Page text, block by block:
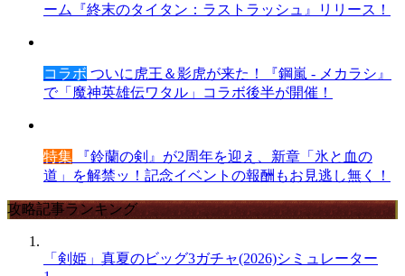
ーム『終末のタイタン：ラストラッシュ』リリース！
コラボ ついに虎王＆影虎が来た！『鋼嵐 - メカラシ』
で「魔神英雄伝ワタル」コラボ後半が開催！
特集 『鈴蘭の剣』が2周年を迎え、新章「氷と血の
道」を解禁ッ！記念イベントの報酬もお見逃し無く！
攻略記事ランキング
「剣姫」真夏のビッグ3ガチャ(2026)シミュレーター